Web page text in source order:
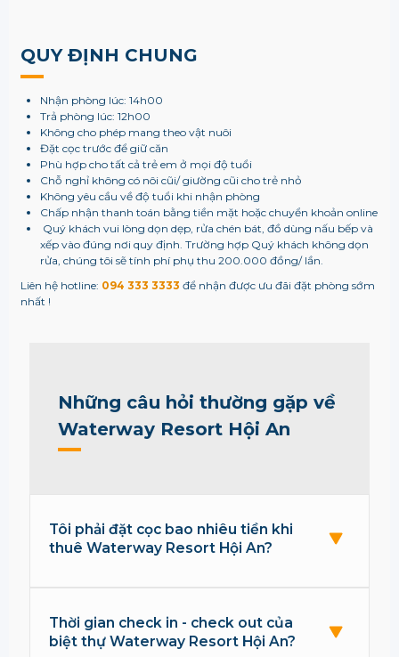
QUY ĐỊNH CHUNG
Nhận phòng lúc: 14h00
Trả phòng lúc: 12h00
Không cho phép mang theo vật nuôi
Đặt cọc trước để giữ căn
Phù hợp cho tất cả trẻ em ở mọi độ tuổi
Chỗ nghỉ không có nôi cũi/ giường cũi cho trẻ nhỏ
Không yêu cầu về độ tuổi khi nhận phòng
Chấp nhận thanh toán bằng tiền mặt hoặc chuyển khoản online
Quý khách vui lòng dọn dẹp, rửa chén bát, đồ dùng nấu bếp và
xếp vào đúng nơi quy định. Trường hợp Quý khách không dọn
rửa, chúng tôi sẽ tính phí phụ thu 200.000 đồng/ lần.
Liên hệ hotline: 094 333 3333 để nhận được ưu đãi đặt phòng sớm
nhất !
Những câu hỏi thường gặp về
Waterway Resort Hội An
Tôi phải đặt cọc bao nhiêu tiền khi
thuê Waterway Resort Hội An?
Thời gian check in - check out của
biệt thự Waterway Resort Hội An?